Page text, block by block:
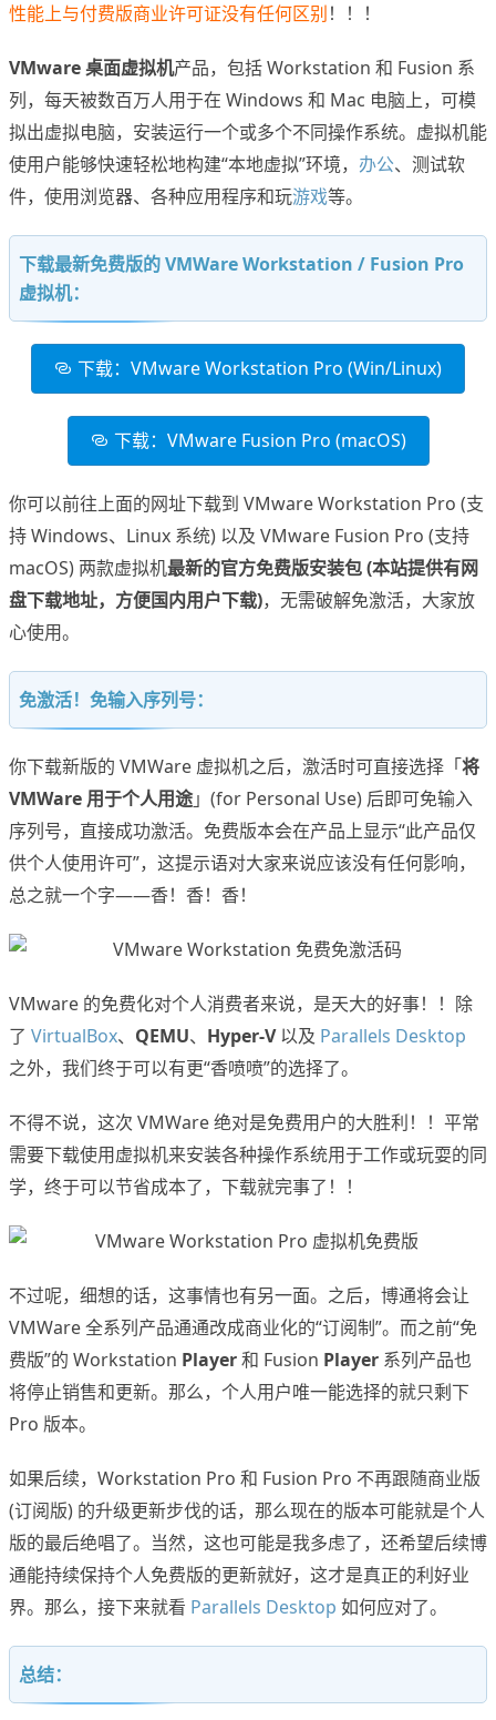
性能上与付费版商业许可证没有任何区别！！！
VMware 桌面虚拟机产品，包括 Workstation 和 Fusion 系
列，每天被数百万人用于在 Windows 和 Mac 电脑上，可模
拟出虚拟电脑，安装运行一个或多个不同操作系统。虚拟机能
使用户能够快速轻松地构建“本地虚拟”环境， 办公、测试软
件，使用浏览器、各种应用程序和玩游戏等。
下载最新免费版的 VMWare Workstation / Fusion Pro
虚拟机：
下载：VMware Workstation Pro (Win/Linux)
下载：VMware Fusion Pro (macOS)
你可以前往上面的网址下载到 VMware Workstation Pro (支
持 Windows、Linux 系统) 以及 VMware Fusion Pro (支持
macOS) 两款虚拟机最新的官方免费版安装包 (本站提供有网
盘下载地址，方便国内用户下载)，无需破解免激活，大家放
心使用。
免激活！免输入序列号：
你下载新版的 VMWare 虚拟机之后，激活时可直接选择「将
VMWare 用于个人用途」(for Personal Use) 后即可免输入
序列号，直接成功激活。免费版本会在产品上显示“此产品仅
供个人使用许可”，这提示语对大家来说应该没有任何影响，
总之就一个字——香！香！香！
VMware 的免费化对个人消费者来说，是天大的好事！！除
了 VirtualBox、 QEMU、 Hyper-V以及 Parallels Desktop
之外，我们终于可以有更“香喷喷”的选择了。
不得不说，这次 VMWare 绝对是免费用户的大胜利！！平常
需要下载使用虚拟机来安装各种操作系统用于工作或玩耍的同
学，终于可以节省成本了，下载就完事了！！
不过呢，细想的话，这事情也有另一面。之后，博通将会让
VMWare 全系列产品通通改成商业化的“订阅制”。而之前“免
费版”的 Workstation Player和 Fusion Player 系列产品也
将停止销售和更新。那么，个人用户唯一能选择的就只剩下
Pro 版本。
如果后续，Workstation Pro 和 Fusion Pro 不再跟随商业版
(订阅版) 的升级更新步伐的话，那么现在的版本可能就是个人
版的最后绝唱了。当然，这也可能是我多虑了，还希望后续博
通能持续保持个人免费版的更新就好，这才是真正的利好业
界。那么，接下来就看 Parallels Desktop 如何应对了。
总结：